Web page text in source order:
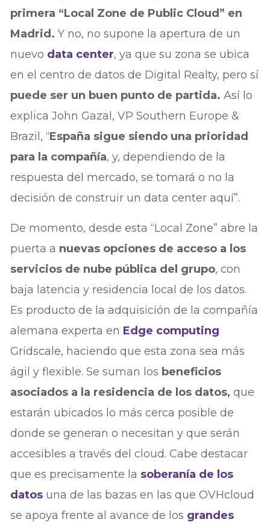
primera “Local Zone de Public Cloud” en
Madrid. Y no, no supone la apertura de un
nuevo data center, ya que su zona se ubica
en el centro de datos de Digital Realty, pero sí
puede ser un buen punto de partida. Así lo
explica John Gazal, VP Southern Europe &
Brazil, “España sigue siendo una prioridad
para la compañía, y, dependiendo de la
respuesta del mercado, se tomará o no la
decisión de construir un data center aquí”.
De momento, desde esta “Local Zone” abre la
puerta a nuevas opciones de acceso a los
servicios de nube pública del grupo, con
baja latencia y residencia local de los datos.
Es producto de la adquisición de la compañía
alemana experta en Edge computing
Gridscale, haciendo que esta zona sea más
ágil y flexible. Se suman los beneficios
asociados a la residencia de los datos, que
estarán ubicados lo más cerca posible de
donde se generan o necesitan y que serán
accesibles a través del cloud. Cabe destacar
que es precisamente la soberanía de los
datos una de las bazas en las que OVHcloud
se apoya frente al avance de los grandes